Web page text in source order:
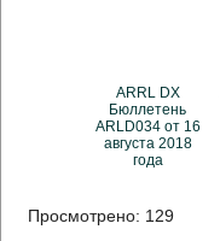
ARRL DX
Бюллетень
ARLD034 от 16
августа 2018
года
Просмотрено: 129